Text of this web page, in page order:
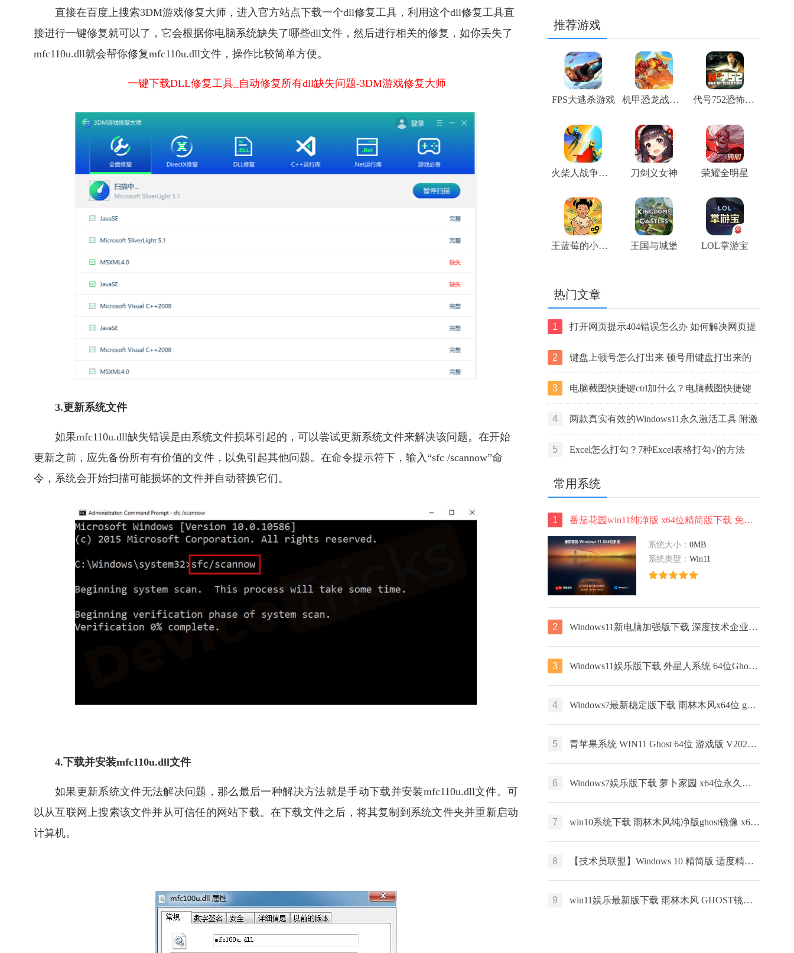
直接在百度上搜索3DM游戏修复大师，进入官方站点下载一个dll修复工具，利用这个dll修复工具直
接进行一键修复就可以了，它会根据你电脑系统缺失了哪些dll文件，然后进行相关的修复，如你丢失了
mfc110u.dll就会帮你修复mfc110u.dll文件，操作比较简单方便。
一键下载DLL修复工具_自动修复所有dll缺失问题-3DM游戏修复大师
3.更新系统文件
如果mfc110u.dll缺失错误是由系统文件损坏引起的，可以尝试更新系统文件来解决该问题。在开始
更新之前，应先备份所有有价值的文件，以免引起其他问题。在命令提示符下，输入“sfc /scannow”命
令，系统会开始扫描可能损坏的文件并自动替换它们。
4.下载并安装mfc110u.dll文件
如果更新系统文件无法解决问题，那么最后一种解决方法就是手动下载并安装mfc110u.dll文件。可
以从互联网上搜索该文件并从可信任的网站下载。在下载文件之后，将其复制到系统文件夹并重新启动
计算机。
推荐游戏
FPS大逃杀游戏 机甲恐龙战斗群 代号752恐怖生存单机版
火柴人战争王座 刀剑义女神 荣耀全明星
王蓝莓的小卖部游戏 王国与城堡 LOL掌游宝
热门文章
1
打开网页提示404错误怎么办 如何解决网页提
示404错误【详解】
2
键盘上顿号怎么打出来 顿号用键盘打出来的
两种方法
3
电脑截图快捷键ctrl加什么？电脑截图快捷键
ctrl组合使用方法
4
两款真实有效的Windows11永久激活工具 附激
活码
5
Excel怎么打勾？7种Excel表格打勾√的方法
常用系统
1 番茄花园win11纯净版 x64位精简版下载 免激活工具 ISO镜像下载
系统大小： 0MB
系统类型： Win11
2 Windows11新电脑加强版下载 深度技术企业版 x64位免激活下载 v2023
3 Windows11娱乐版下载 外星人系统 64位Ghost镜像下载 笔记本专用
4 Windows7最新稳定版下载 雨林木风x64位 ghost系统 惠普笔记本专用下载
5 青苹果系统 WIN11 Ghost 64位 游戏版 V2022.03
6 Windows7娱乐版下载 萝卜家园 x64位永久免费下载 ghost ISO镜像下载
7 win10系统下载 雨林木风纯净版ghost镜像 x64简体中文版 v2023
8 【技术员联盟】Windows 10 精简版 适度精简 服务器版本的桌面体验
9 win11娱乐最新版下载 雨林木风 GHOST镜像 x64位系统下载 v2023